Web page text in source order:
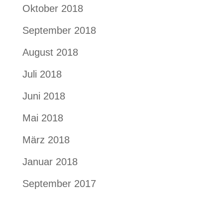
Oktober 2018
September 2018
August 2018
Juli 2018
Juni 2018
Mai 2018
März 2018
Januar 2018
September 2017